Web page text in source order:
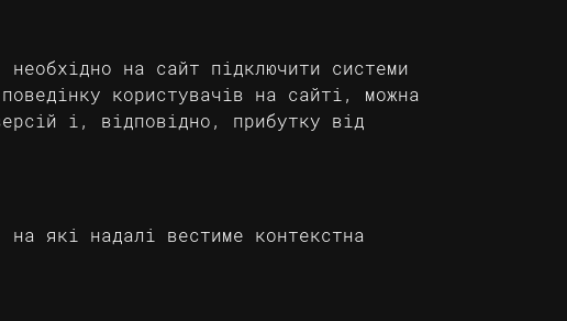
на сайт підключити системи
користувачів на сайті, можна
і, відповідно, прибутку від
на які надалі вестиме контекстна